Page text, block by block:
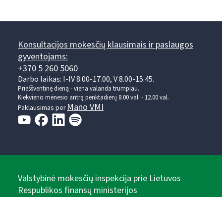
Konsultacijos mokesčių klausimais ir paslaugos
gyventojams:
+370 5 260 5060
Darbo laikas: I-IV 8.00-17.00, V 8.00-15.45.
Prieššventinę dieną - viena valanda trumpiau.
Kiekvieno mėnesio antrą penktadienį 8.00 val. - 12.00 val.
Paklausimas perMano VMI
Valstybinė mokesčių inspekcija prie Lietuvos
Respublikos finansų ministerijos